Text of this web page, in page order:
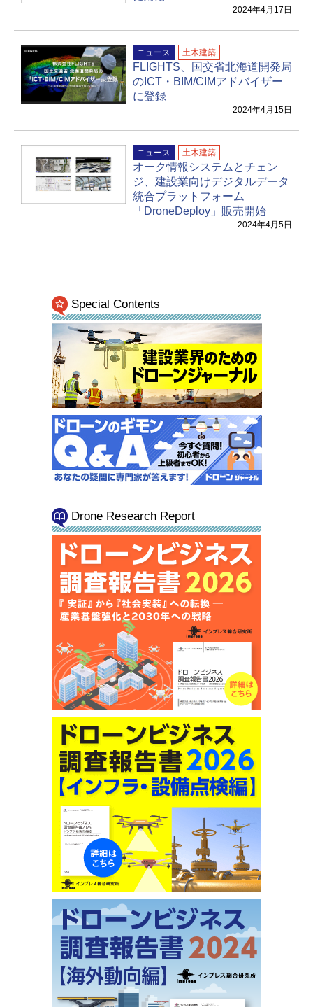
2024年4月17日
ニュース 土木建築
FLIGHTS、国交省北海道開発局
のICT・BIM/CIMアドバイザー
に登録
2024年4月15日
ニュース 土木建築
オーク情報システムとチェン
ジ、建設業向けデジタルデータ
統合プラットフォーム
「DroneDeploy」販売開始
2024年4月5日
Special Contents
Drone Research Report